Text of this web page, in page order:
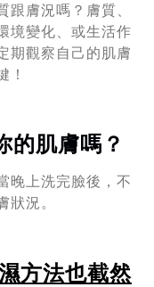
膚況嗎？膚質、
境變化、或生活作
期觀察自己的肌膚
！
的肌膚嗎？
晚上洗完臉後，不
況。
方法也截然